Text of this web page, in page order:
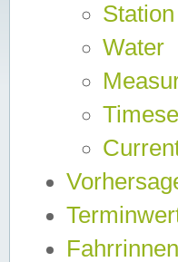
Station
Water